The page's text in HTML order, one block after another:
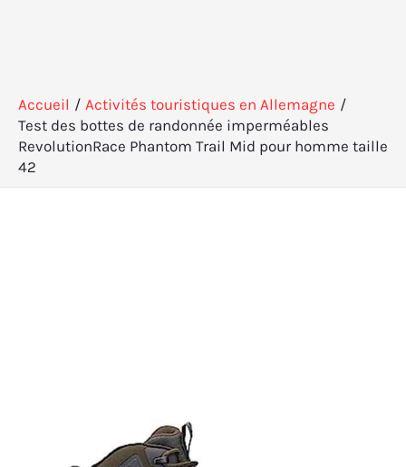
Accueil
Activités touristiques en Allemagne
Test des bottes de randonnée imperméables
RevolutionRace Phantom Trail Mid pour homme taille
42